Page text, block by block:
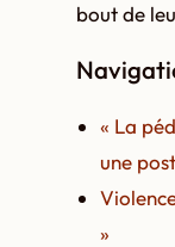
bout de
« La
une
»